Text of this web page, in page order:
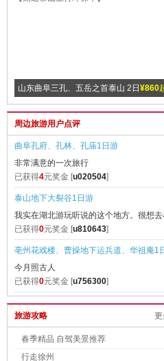
¥860
山东曲阜三孔、五岳之首泰山 2日
游【赠送泰山上行环保车】
周边旅游用户点评
曲阜孔府、孔林、孔庙1日游
非常满意的一次旅行
已获得4元奖金 [u020504]
泰山地下大裂谷1日游
我实在湖北游玩听说的这个地方。很想
看。终于得
已获得0元奖金 [u810643]
亳州花戏楼、曹操地下运兵道、华祖庵1
游
今月照古人
已获得0元奖金 [u756300]
江西庐山、三叠泉瀑布、东林大佛、激
孩子玩的很开心
已获得 0元奖金 [u047636
青岛一地皇家海滨一号、高品纯玩3日游
更
旅游攻略
春季精品 自驾美景推荐
行走徐州